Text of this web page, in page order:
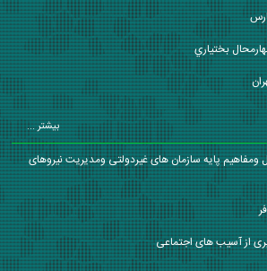
بختياري
بیشتر ...
ومفاهیم پایه سازمان های غیردولتی ومدیریت نیروهای
از آسیب های اجتماعی